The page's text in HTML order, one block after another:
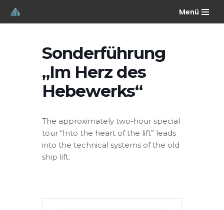
Skip
Menü
Sonderführung
„Im Herz des
Hebewerks“
The approximately two-hour special
tour “Into the heart of the lift” leads
into the technical systems of the old
ship lift.